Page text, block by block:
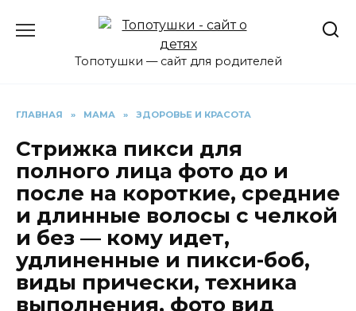
Топотушки — сайт для родителей
ГЛАВНАЯ » МАМА » ЗДОРОВЬЕ И КРАСОТА
Стрижка пикси для
полного лица фото до и
после на короткие, средние
и длинные волосы с челкой
и без — кому идет,
удлиненные и пикси-боб,
виды прически, техника
выполнения, фото вид